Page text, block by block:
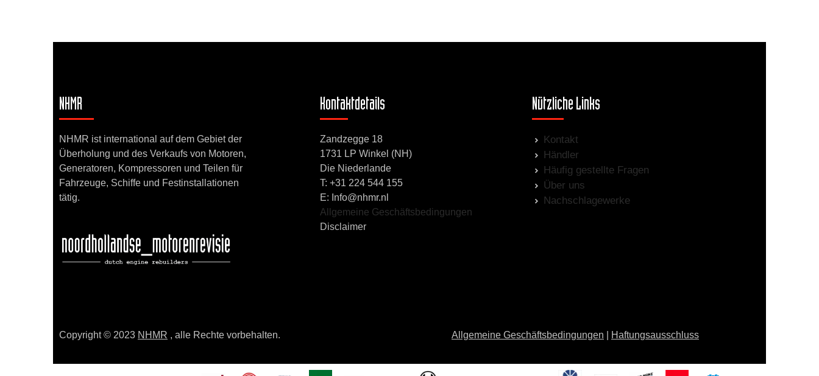
NHMR
NHMR ist international auf dem Gebiet der
Überholung und des Verkaufs von Motoren,
Generatoren, Kompressoren und Teilen für
Fahrzeuge, Schiffe und Festinstallationen
tätig.
Kontaktdetails
Zandzegge 18
1731 LP Winkel (NH)
Die Niederlande
T: +31 224 544 155
E: Info@nhmr.nl
Allgemeine Geschäftsbedingungen
Disclaimer
Nützliche Links
Kontakt
Händler
Häufig gestellte Fragen
Über uns
Nachschlagewerke
Copyright © 2023 NHMR , alle Rechte vorbehalten. Allgemeine Geschäftsbedingungen Haftungsausschluss